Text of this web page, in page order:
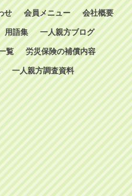
せ 会員メニュー 会社概要
用語集 一人親方ブログ
覧 労災保険の補償内容
一人親方調査資料